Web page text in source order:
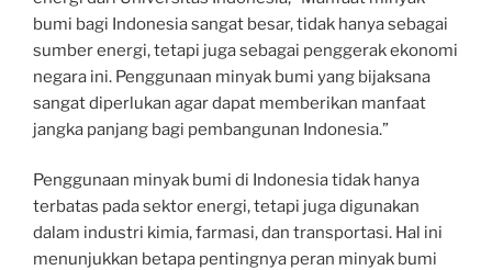
bumi bagi Indonesia sangat besar, tidak hanya sebagai
sumber energi, tetapi juga sebagai penggerak ekonomi
negara ini. Penggunaan minyak bumi yang bijaksana
sangat diperlukan agar dapat memberikan manfaat
jangka panjang bagi pembangunan Indonesia.”
Penggunaan minyak bumi di Indonesia tidak hanya
terbatas pada sektor energi, tetapi juga digunakan
dalam industri kimia, farmasi, dan transportasi. Hal ini
menunjukkan betapa pentingnya peran minyak bumi